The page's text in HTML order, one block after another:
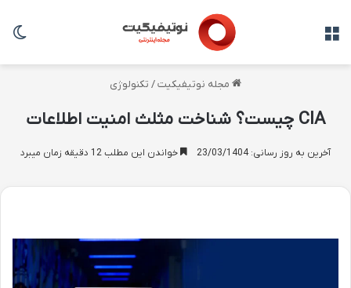
مجله نوتیفیکیت/ تکنولوژی
CIA چیست؟ شناخت مثلث امنیت اطلاعات
آخرین به روز رسانی: 23/03/1404 خواندن این مطلب 12 دقیقه زمان میبرد